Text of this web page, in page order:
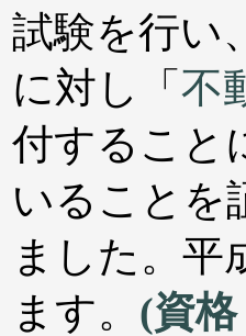
試験を行い
に対し「 不
付すること
いることを
ました。平
ます。 (資